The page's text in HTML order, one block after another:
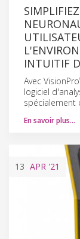
INTUITIF
Avec VisionPro
logiciel
spécialement
En savoir plus…
13 APR '21